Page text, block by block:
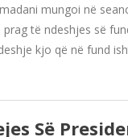
mungoi në
të ndeshjes së
kjo që në fund
Së